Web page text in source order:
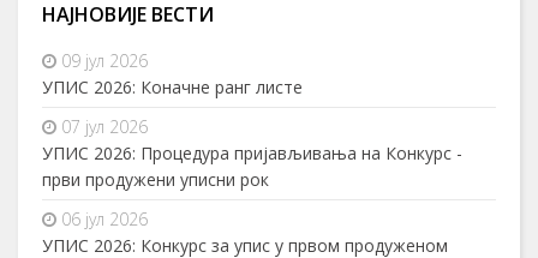
НАЈНОВИЈЕ ВЕСТИ
09 јул 2026
УПИС 2026: Коначне ранг листе
07 јул 2026
УПИС 2026: Процедура пријављивања на Конкурс -
први продужени уписни рок
06 јул 2026
УПИС 2026: Конкурс за упис у првом продуженом